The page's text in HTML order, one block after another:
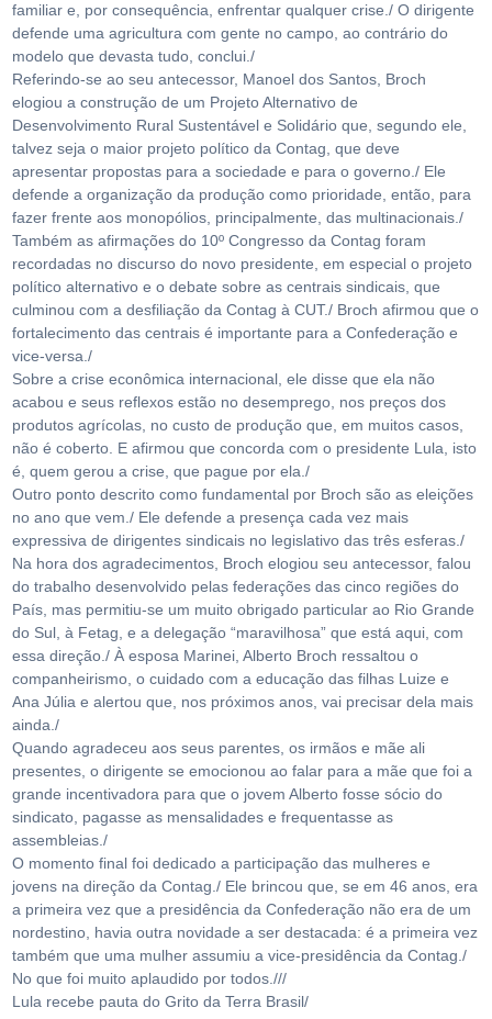
familiar e, por consequência, enfrentar qualquer crise./ O dirigente
defende uma agricultura com gente no campo, ao contrário do
modelo que devasta tudo, conclui./
Referindo-se ao seu antecessor, Manoel dos Santos, Broch
elogiou a construção de um Projeto Alternativo de
Desenvolvimento Rural Sustentável e Solidário que, segundo ele,
talvez seja o maior projeto político da Contag, que deve
apresentar propostas para a sociedade e para o governo./ Ele
defende a organização da produção como prioridade, então, para
fazer frente aos monopólios, principalmente, das multinacionais./
Também as afirmações do 10º Congresso da Contag foram
recordadas no discurso do novo presidente, em especial o projeto
político alternativo e o debate sobre as centrais sindicais, que
culminou com a desfiliação da Contag à CUT./ Broch afirmou que o
fortalecimento das centrais é importante para a Confederação e
vice-versa./
Sobre a crise econômica internacional, ele disse que ela não
acabou e seus reflexos estão no desemprego, nos preços dos
produtos agrícolas, no custo de produção que, em muitos casos,
não é coberto. E afirmou que concorda com o presidente Lula, isto
é, quem gerou a crise, que pague por ela./
Outro ponto descrito como fundamental por Broch são as eleições
no ano que vem./ Ele defende a presença cada vez mais
expressiva de dirigentes sindicais no legislativo das três esferas./
Na hora dos agradecimentos, Broch elogiou seu antecessor, falou
do trabalho desenvolvido pelas federações das cinco regiões do
País, mas permitiu-se um muito obrigado particular ao Rio Grande
do Sul, à Fetag, e a delegação “maravilhosa” que está aqui, com
essa direção./ À esposa Marinei, Alberto Broch ressaltou o
companheirismo, o cuidado com a educação das filhas Luize e
Ana Júlia e alertou que, nos próximos anos, vai precisar dela mais
ainda./
Quando agradeceu aos seus parentes, os irmãos e mãe ali
presentes, o dirigente se emocionou ao falar para a mãe que foi a
grande incentivadora para que o jovem Alberto fosse sócio do
sindicato, pagasse as mensalidades e frequentasse as
assembleias./
O momento final foi dedicado a participação das mulheres e
jovens na direção da Contag./ Ele brincou que, se em 46 anos, era
a primeira vez que a presidência da Confederação não era de um
nordestino, havia outra novidade a ser destacada: é a primeira vez
também que uma mulher assumiu a vice-presidência da Contag./
No que foi muito aplaudido por todos.///
Lula recebe pauta do Grito da Terra Brasil/